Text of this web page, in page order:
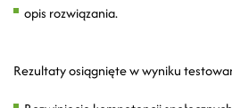
opis rozwiązania.
Rezultaty osiągnięte w wyniku